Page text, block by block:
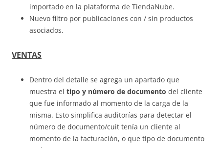
importado en la plataforma de TiendaNube.
Nuevo filtro por publicaciones con / sin productos
asociados.
VENTAS
Dentro del detalle se agrega un apartado que
muestra el tipo y número de documento del cliente
que fue informado al momento de la carga de la
misma. Esto simplifica auditorías para detectar el
número de documento/cuit tenía un cliente al
momento de la facturación, o que tipo de documento